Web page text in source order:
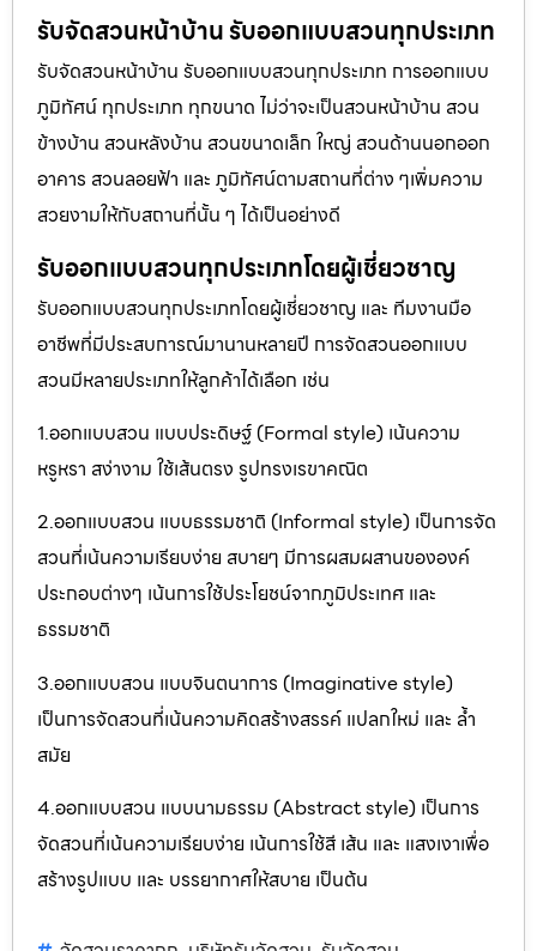
รับจัดสวนหน้าบ้าน รับออกแบบสวนทุกประเภท
รับจัดสวนหน้าบ้าน รับออกแบบสวนทุกประเภท การออกแบบ
ภูมิทัศน์ ทุกประเภท ทุกขนาด ไม่ว่าจะเป็นสวนหน้าบ้าน สวน
ข้างบ้าน สวนหลังบ้าน สวนขนาดเล็ก ใหญ่ สวนด้านนอกออก
อาคาร สวนลอยฟ้า และ ภูมิทัศน์ตามสถานที่ต่าง ๆเพิ่มความ
สวยงามให้กับสถานที่นั้น ๆ ได้เป็นอย่างดี
รับออกแบบสวนทุกประเภทโดยผู้เชี่ยวชาญ
รับออกแบบสวนทุกประเภทโดยผู้เชี่ยวชาญ และ ทีมงานมือ
อาชีพที่มีประสบการณ์มานานหลายปี การจัดสวนออกแบบ
สวนมีหลายประเภทให้ลูกค้าได้เลือก เช่น
1.ออกแบบสวน แบบประดิษฐ์ (Formal style) เน้นความ
หรูหรา สง่างาม ใช้เส้นตรง รูปทรงเรขาคณิต
2.ออกแบบสวน แบบธรรมชาติ (Informal style) เป็นการจัด
สวนที่เน้นความเรียบง่าย สบายๆ มีการผสมผสานขององค์
ประกอบต่างๆ เน้นการใช้ประโยชน์จากภูมิประเทศ และ
ธรรมชาติ
3.ออกแบบสวน แบบจินตนาการ (Imaginative style)
เป็นการจัดสวนที่เน้นความคิดสร้างสรรค์ แปลกใหม่ และ ล้ำ
สมัย
4.ออกแบบสวน แบบนามธรรม (Abstract style) เป็นการ
จัดสวนที่เน้นความเรียบง่าย เน้นการใช้สี เส้น และ แสงเงาเพื่อ
สร้างรูปแบบ และ บรรยากาศให้สบาย เป็นต้น